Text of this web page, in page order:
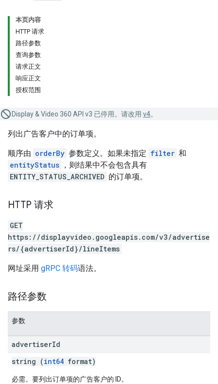
本页内容
HTTP 请求
路径参数
查询参数
请求正文
响应正文
授权范围
Display & Video 360 API v3 已停用。请改用 v4。
列出广告客户中的订单项。
顺序由 orderBy 参数定义。如果未指定 filter 和
entityStatus ，则结果中不会包含具有
ENTITY_STATUS_ARCHIVED 的订单项。
HTTP 请求
GET
https://displayvideo.googleapis.com/v3/advertise
rs/{advertiserId}/lineItems
网址采用 gRPC 转码语法。
路径参数
参数
advertiserId
string (int64 format)
必需。要列出订单项的广告客户的 ID。